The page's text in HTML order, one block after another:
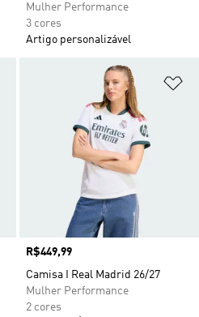
Mulher Performance
3 cores
Artigo personalizável
Adicionar à Lista de Desejos
Preço
R$449,99
Camisa I Real Madrid 26/27
Mulher Performance
2 cores